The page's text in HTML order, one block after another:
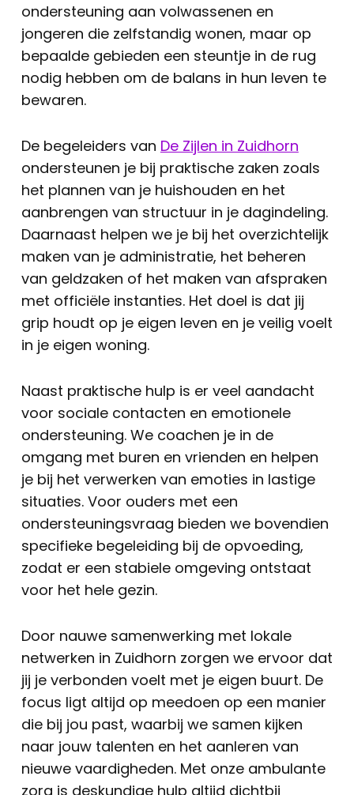
ondersteuning aan volwassenen en
jongeren die zelfstandig wonen, maar op
bepaalde gebieden een steuntje in de rug
nodig hebben om de balans in hun leven te
bewaren.
De begeleiders van De Zijlen in Zuidhorn
ondersteunen je bij praktische zaken zoals
het plannen van je huishouden en het
aanbrengen van structuur in je dagindeling.
Daarnaast helpen we je bij het overzichtelijk
maken van je administratie, het beheren
van geldzaken of het maken van afspraken
met officiële instanties. Het doel is dat jij
grip houdt op je eigen leven en je veilig voelt
in je eigen woning.
Naast praktische hulp is er veel aandacht
voor sociale contacten en emotionele
ondersteuning. We coachen je in de
omgang met buren en vrienden en helpen
je bij het verwerken van emoties in lastige
situaties. Voor ouders met een
ondersteuningsvraag bieden we bovendien
specifieke begeleiding bij de opvoeding,
zodat er een stabiele omgeving ontstaat
voor het hele gezin.
Door nauwe samenwerking met lokale
netwerken in Zuidhorn zorgen we ervoor dat
jij je verbonden voelt met je eigen buurt. De
focus ligt altijd op meedoen op een manier
die bij jou past, waarbij we samen kijken
naar jouw talenten en het aanleren van
nieuwe vaardigheden. Met onze ambulante
zorg is deskundige hulp altijd dichtbij